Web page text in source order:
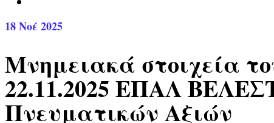
18Νοέ 2025
Μνημειακά στοιχεία
22.11.2025 ΕΠΑΛ
Πνευματικών Αξιών